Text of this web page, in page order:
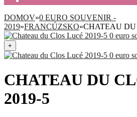
DOMOV»0 EURO SOUVENIR -
2019»FRANCÚZSKO»CHATEAU DU
+
CHATEAU DU
2019-5